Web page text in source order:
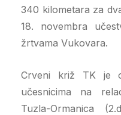
340 kilometara za
18. novembra
žrtvama Vukovara.
Crveni križ TK je
učesnicima na
Tuzla-Ormanica